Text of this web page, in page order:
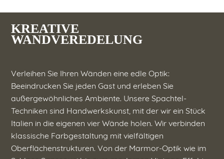
KREATIVE
WANDVEREDELUNG
Verleihen Sie Ihren Wänden eine edle Optik:
Beeindrucken Sie jeden Gast und erleben Sie
außergewöhnliches Ambiente. Unsere Spachtel-
Techniken sind Handwerkskunst, mit der wir ein Stück
Italien in die eigenen vier Wände holen. Wir verbinden
klassische Farbgestaltung mit vielfältigen
Oberflächenstrukturen. Von der Marmor-Optik wie im